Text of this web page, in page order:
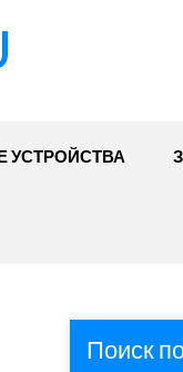
УСТРОЙСТВА
Поиск